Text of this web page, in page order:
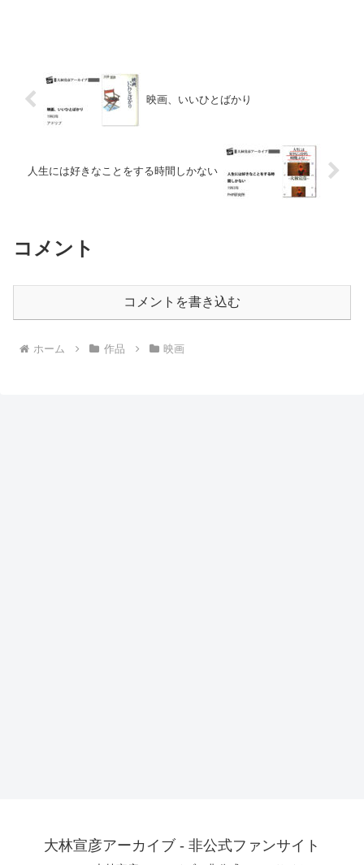
映画、いいひとばかり
人生には好きなことをする時間しかない
コメント
コメントを書き込む
ホーム 作品 映画
大林宣彦アーカイブ - 非公式ファンサイト